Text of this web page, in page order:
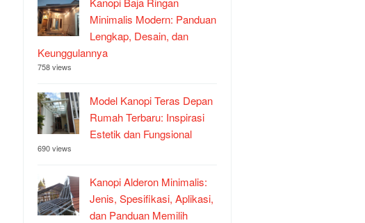
Minimalis Modern: Panduan
Lengkap, Desain, dan
Keunggulannya
758 views
Model Kanopi Teras Depan
Rumah Terbaru: Inspirasi
Estetik dan Fungsional
690 views
Kanopi Alderon Minimalis:
Jenis, Spesifikasi, Aplikasi,
dan Panduan Memilih